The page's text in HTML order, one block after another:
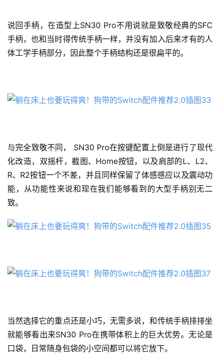
公
告
说回手柄，在造型上SN30 Pro不用说就是致敬经典的SFC
手柄，也和当时得传统手柄一样，并没有加入后来才有的人
体工学手柄部分，因此整个手柄结构还是很扁平的。
与完全致敬不同， SN30 Pro在按键配置上倒是进行了现代
化改造，双摇杆，截图、Home按钮，以及肩部的L、L2、
R、R2按钮一个不差，并且同样保留了体感感应以及震动功
能，从功能性来说和现在我们能够看到的大型手柄别无二
致。
当然选择它的重点还是小巧，无需多说，和传统手柄排排坐
就能够看出来SN30 Pro在携带体积上的巨大优势。无论是
口袋，日常随身包袋的小空间都可以将它放下。